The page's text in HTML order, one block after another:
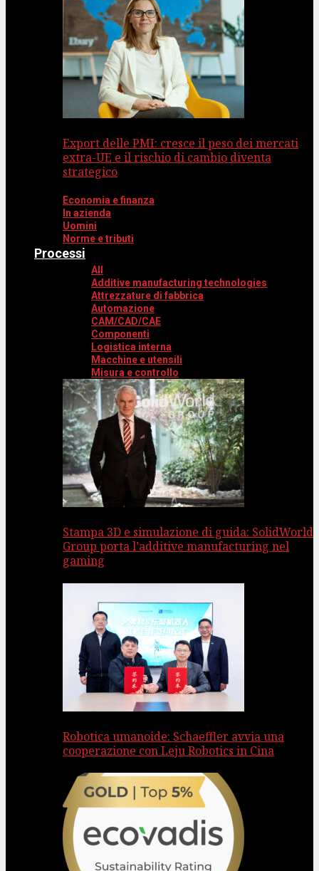
Export delle PMI: cresce il peso dei mercati
extra-UE e il rischio di cambio diventa
strategico
Economia e finanza
In azienda
Uomini
Norme e tributi
Processi
All
Additive manufacturing technologies
Attrezzature di fabbrica
Automazione
CAM/CAD/CAE
Componenti
Logistica interna
Macchine e utensili
Misura e controllo
Stampa 3D e simulazione di guida: SolidWorld
Group porta l’additive manufacturing nel
gaming
Robotica umanoide: Schaeffler avvia una
cooperazione con Leju Robotics in Cina